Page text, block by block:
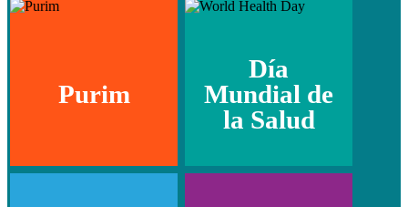
Purim
Día
Mundial de
la Salud